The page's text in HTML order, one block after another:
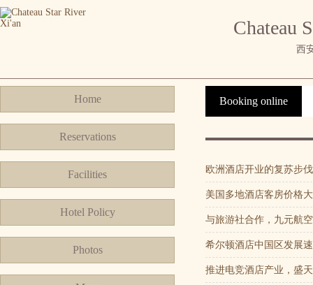
Chateau
西
Home
Reservations
Facilities
Hotel Policy
Photos
Booking online
欧洲酒店开业的复苏步
美国多地酒店客房价格
与旅游社合作，九元航
希尔顿酒店中国区发展
推进电竞酒店产业，盛